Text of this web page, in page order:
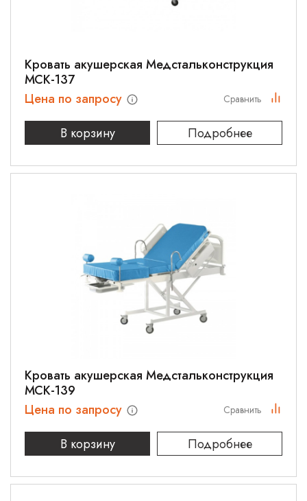
Кровать акушерская Медстальконструкция
МСК-137
Цена по запросу
В корзину
Подробнее
Сравнить
Кровать акушерская Медстальконструкция
МСК-139
Цена по запросу
В корзину
Подробнее
Сравнить